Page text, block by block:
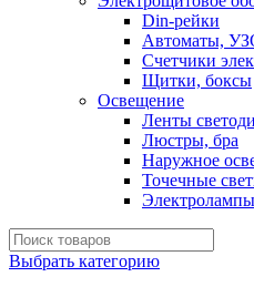
Din-рейки
Автоматы,
Счетчики
Щитки, боксы
Освещение
Ленты
Люстры, бра
Наружное
Точечные
Выбрать категорию